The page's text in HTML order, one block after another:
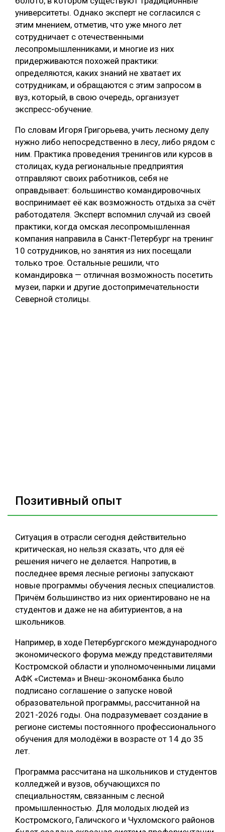
университеты. Однако эксперт не согласился с
этим мнением, отметив, что уже много лет
сотрудничает с отечественными
лесопромышленниками, и многие из них
придерживаются похожей практики:
определяются, каких знаний не хватает их
сотрудникам, и обращаются с этим запросом в
вуз, который, в свою очередь, организует
экспресс-обучение.
По словам Игоря Григорьева, учить лесному делу
нужно либо непосредственно в лесу, либо рядом с
ним. Практика проведения тренингов или курсов в
столицах, куда региональные предприятия
отправляют своих работников, себя не
оправдывает: большинство командировочных
воспринимает её как возможность отдыха за счёт
работодателя. Эксперт вспомнил случай из своей
практики, когда омская лесопромышленная
компания направила в Санкт-Петербург на тренинг
10 сотрудников, но занятия из них посещали
только трое. Остальные решили, что
командировка — отличная возможность посетить
музеи, парки и другие достопримечательности
Северной столицы.
Позитивный опыт
Ситуация в отрасли сегодня действительно
критическая, но нельзя сказать, что для её
решения ничего не делается. Напротив, в
последнее время лесные регионы запускают
новые программы обучения лесных специалистов.
Причём большинство из них ориентировано не на
студентов и даже не на абитуриентов, а на
школьников.
Например, в ходе Петербургского международного
экономического форума между представителями
Костромской области и уполномоченными лицами
АФК «Система» и Внеш-экономбанка было
подписано соглашение о запуске новой
образовательной программы, рассчитанной на
2021-2026 годы. Она подразумевает создание в
регионе системы постоянного профессионального
обучения для молодёжи в возрасте от 14 до 35
лет.
Программа рассчитана на школьников и студентов
колледжей и вузов, обучающихся по
специальностям, связанным с лесной
промышленностью. Для молодых людей из
Костромского, Галичского и Чухломского районов